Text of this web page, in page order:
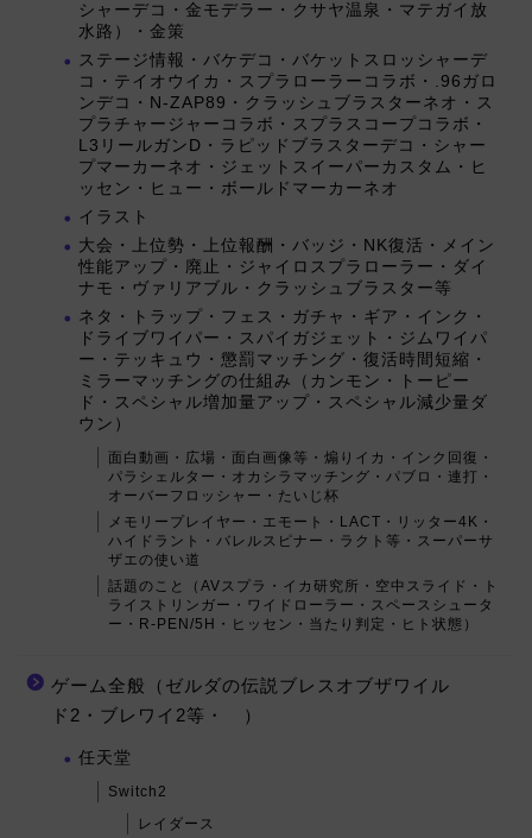
シャーデコ・金モデラー・クサヤ温泉・マテガイ放
水路）・金策
ステージ情報・バケデコ・バケットスロッシャーデ
コ・テイオウイカ・スプラローラーコラボ・.96ガロ
ンデコ・N-ZAP89・クラッシュブラスターネオ・ス
プラチャージャーコラボ・スプラスコープコラボ・
L3リールガンD・ラピッドブラスターデコ・シャー
プマーカーネオ・ジェットスイーパーカスタム・ヒ
ッセン・ヒュー・ボールドマーカーネオ
イラスト
大会・上位勢・上位報酬・バッジ・NK復活・メイン
性能アップ・廃止・ジャイロスプラローラー・ダイ
ナモ・ヴァリアブル・クラッシュブラスター等
ネタ・トラップ・フェス・ガチャ・ギア・インク・
ドライブワイパー・スパイガジェット・ジムワイパ
ー・テッキュウ・懲罰マッチング・復活時間短縮・
ミラーマッチングの仕組み（カンモン・トーピー
ド・スペシャル増加量アップ・スペシャル減少量ダ
ウン）
面白動画・広場・面白画像等・煽りイカ・インク回復・
パラシェルター・オカシラマッチング・パブロ・連打・
オーバーフロッシャー・たいじ杯
メモリープレイヤー・エモート・LACT・リッター4K・
ハイドラント・バレルスピナー・ラクト等・スーパーサ
ザエの使い道
話題のこと（AVスプラ・イカ研究所・空中スライド・ト
ライストリンガー・ワイドローラー・スペースシュータ
ー・R-PEN/5H・ヒッセン・当たり判定・ヒト状態）
ゲーム全般（ゼルダの伝説ブレスオブザワイル
ド2・ブレワイ2等・ ）
任天堂
Switch2
レイダース